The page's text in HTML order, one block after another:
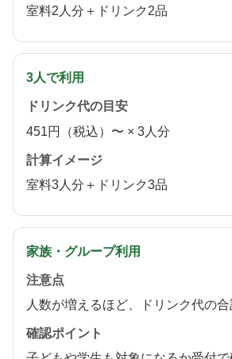
室料2人分＋ドリンク2品
3人で利用
ドリンク代の目安
451円（税込）〜 × 3人分
計算イメージ
室料3人分＋ドリンク3品
家族・グループ利用
注意点
人数が増えるほど、ドリンク代の
確認ポイント